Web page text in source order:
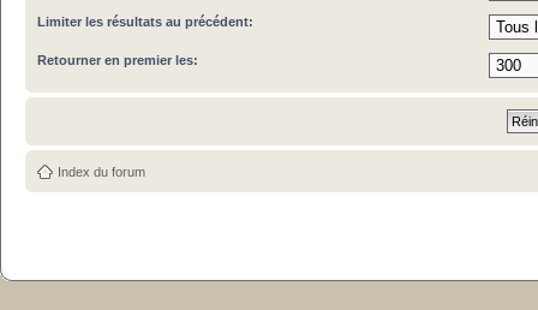
Limiter les résultats au précédent:
Retourner en premier les:
Index du forum